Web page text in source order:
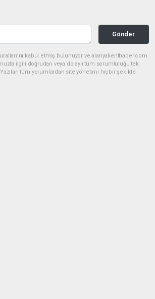
Gönder
kabul etmiş bulunuyor ve alanyakenthaber.com
ilgili doğrudan veya dolaylı tüm sorumluluğu tek
Yazılan tüm yorumlardan site yönetimi hiçbir şekilde